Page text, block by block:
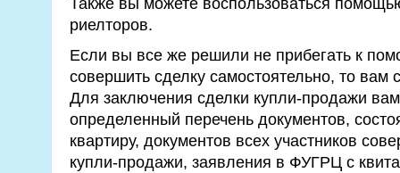
риелторов.
Если вы все же решили не прибегать к
совершить сделку самостоятельно, то вам
Для заключения сделки купли-продажи
определенный перечень документов,
квартиру, документов всех участников
купли-продажи, заявления в ФУГРЦ с